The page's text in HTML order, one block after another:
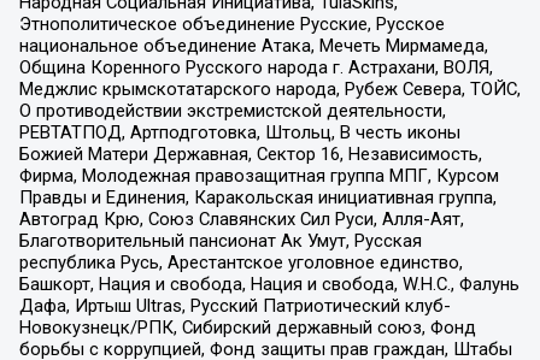
Этнополитическое объединение Русские, Русское
национальное объединение Атака, Мечеть Мирмамеда,
Община Коренного Русского народа г. Астрахани, ВОЛЯ,
Меджлис крымскотатарского народа, Рубеж Севера, ТОЙС,
О противодействии экстремистской деятельности,
РЕВТАТПОД, Артподготовка, Штольц, В честь иконы
Божией Матери Державная, Сектор 16, Независимость,
Фирма, Молодежная правозащитная группа МПГ, Курсом
Правды и Единения, Каракольская инициативная группа,
Автоград Крю, Союз Славянских Сил Руси, Алля-Аят,
Благотворительный пансионат Ак Умут, Русская
республика Русь, Арестантское уголовное единство,
Башкорт, Нация и свобода, Нация и свобода, W.H.С., Фалунь
Дафа, Иртыш Ultras, Русский Патриотический клуб-
Новокузнецк/РПК, Сибирский державный союз, Фонд
борьбы с коррупцией, Фонд защиты прав граждан, Штабы